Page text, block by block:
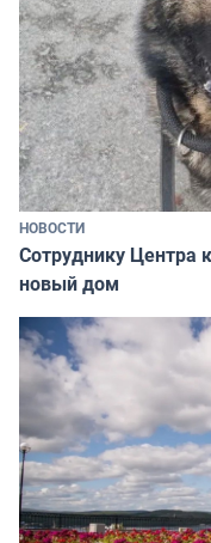
НОВОСТИ
Сотруднику Центра
новый дом